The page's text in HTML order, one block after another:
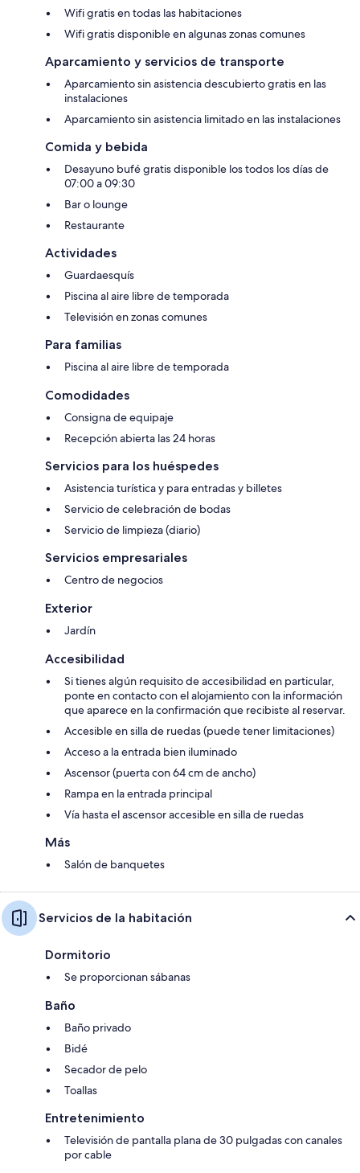
Wifi gratis en todas las habitaciones
Wifi gratis disponible en algunas zonas comunes
Aparcamiento y servicios de transporte
Aparcamiento sin asistencia descubierto gratis en las
instalaciones
Aparcamiento sin asistencia limitado en las instalaciones
Comida y bebida
Desayuno bufé gratis disponible los todos los días de
07:00 a 09:30
Bar o lounge
Restaurante
Actividades
Guardaesquís
Piscina al aire libre de temporada
Televisión en zonas comunes
Para familias
Piscina al aire libre de temporada
Comodidades
Consigna de equipaje
Recepción abierta las 24 horas
Servicios para los huéspedes
Asistencia turística y para entradas y billetes
Servicio de celebración de bodas
Servicio de limpieza (diario)
Servicios empresariales
Centro de negocios
Exterior
Jardín
Accesibilidad
Si tienes algún requisito de accesibilidad en particular,
ponte en contacto con el alojamiento con la información
que aparece en la confirmación que recibiste al reservar.
Accesible en silla de ruedas (puede tener limitaciones)
Acceso a la entrada bien iluminado
Ascensor (puerta con 64 cm de ancho)
Rampa en la entrada principal
Vía hasta el ascensor accesible en silla de ruedas
Más
Salón de banquetes
Servicios de la habitación
Dormitorio
Se proporcionan sábanas
Baño
Baño privado
Bidé
Secador de pelo
Toallas
Entretenimiento
Televisión de pantalla plana de 30 pulgadas con canales
por cable